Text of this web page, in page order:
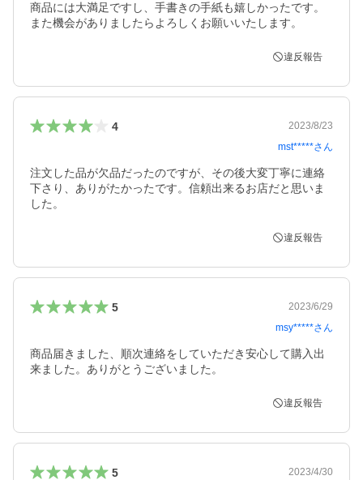
商品には大満足ですし、手書きの手紙も嬉しかったです。
また機会がありましたらよろしくお願いいたします。
違反報告
4
2023/8/23
mst*****さん
注文した品が欠品だったのですが、その後大変丁寧に連絡
下さり、ありがたかったです。信頼出来るお店だと思いま
した。
違反報告
5
2023/6/29
msy*****さん
商品届きました、順次連絡をしていただき安心して購入出
来ました。ありがとうございました。
違反報告
5
2023/4/30